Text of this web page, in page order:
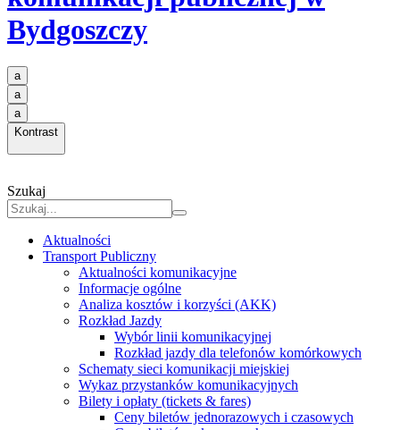
Bydgoszczy
a
a
a
Kontrast
Szukaj
Aktualności
Transport Publiczny
Aktualności komunikacyjne
Informacje ogólne
Analiza kosztów i korzyści (AKK)
Rozkład Jazdy
Wybór linii komunikacyjnej
Rozkład jazdy dla telefonów komórkowych
Schematy sieci komunikacji miejskiej
Wykaz przystanków komunikacyjnych
Bilety i opłaty (tickets & fares)
Ceny biletów jednorazowych i czasowych